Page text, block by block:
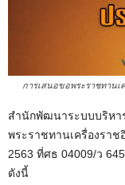
การเสนอขอพระราชทานเ
สำนักพัฒนาระบบบริหา
พระราชทานเครื่องรา
2563 ที่ศธ 04009/ว
ดังนี้